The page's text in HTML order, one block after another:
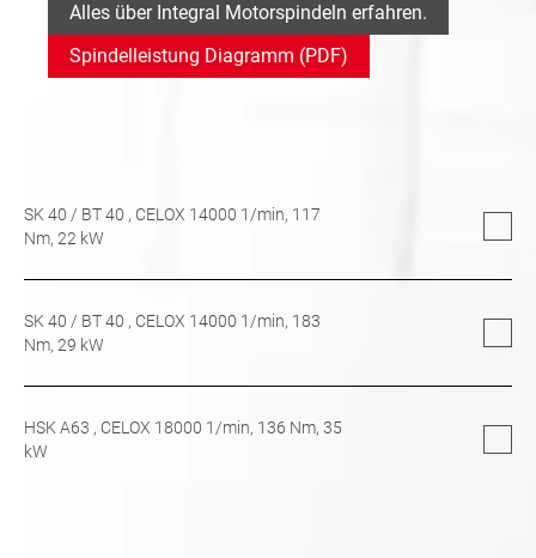
Alles über Integral Motorspindeln erfahren.
Spindelleistung Diagramm (PDF)
SK 40 / BT 40 , CELOX 14000 1/min, 117
Nm, 22 kW
SK 40 / BT 40 , CELOX 14000 1/min, 183
Nm, 29 kW
HSK A63 , CELOX 18000 1/min, 136 Nm, 35
kW